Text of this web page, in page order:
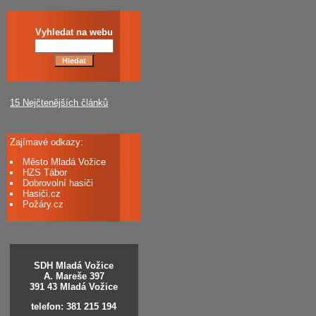
Vyhledat na webu
15 Nejčtenějších článků
Zajímavé odkazy:
Město Mladá Vožice
HZS Tábor
Dobrovolní hasiči
Hasiči.cz
Požáry.cz
SDH Mladá Vožice
A. Mareše 397
391 43 Mladá Vožice
telefon: 381 215 194